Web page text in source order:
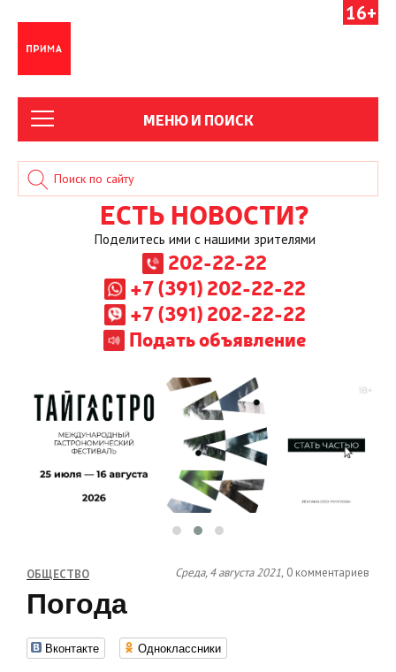
16+
МЕНЮ И ПОИСК
ЕСТЬ НОВОСТИ?
Поделитесь ими с нашими зрителями
202-22-22
+7 (391) 202-22-22
+7 (391) 202-22-22
Подать объявление
ОБЩЕСТВО Среда, 4 августа 2021, 0 комментариев
Погода
Вконтакте Одноклассники